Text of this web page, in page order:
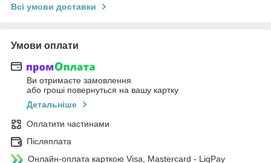
Всі умови доставки
Умови оплати
Ви отримаєте замовлення
або гроші повернуться на вашу картку
Детальніше
Оплатити частинами
Післяплата
Онлайн-оплата карткою Visa, Mastercard - LiqPay